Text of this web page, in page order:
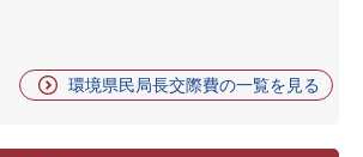
環境県民局長交際費の一覧を見る